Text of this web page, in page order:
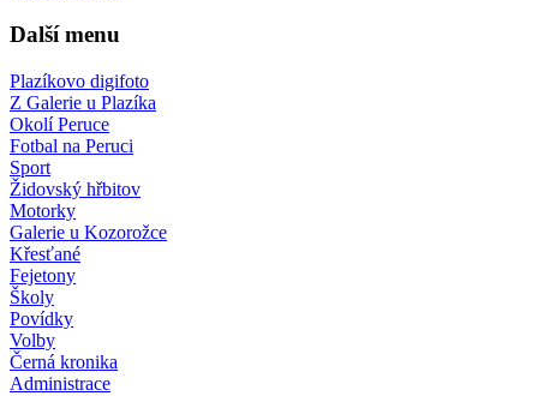
Další menu
Plazíkovo digifoto
Z Galerie u Plazíka
Okolí Peruce
Fotbal na Peruci
Sport
Židovský hřbitov
Motorky
Galerie u Kozorožce
Křesťané
Fejetony
Školy
Povídky
Volby
Černá kronika
Administrace